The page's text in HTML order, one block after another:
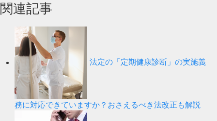
関連記事
法定の「定期健康診断」の実施義
務に対応できていますか？おさえるべき法改正も解説